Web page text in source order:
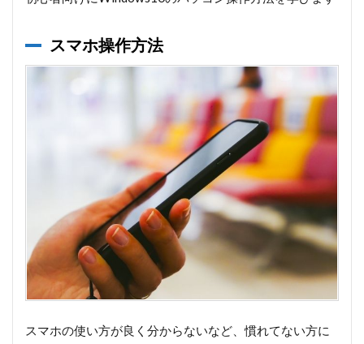
スマホ操作方法
スマホの使い方が良く分からないなど、慣れてない方に